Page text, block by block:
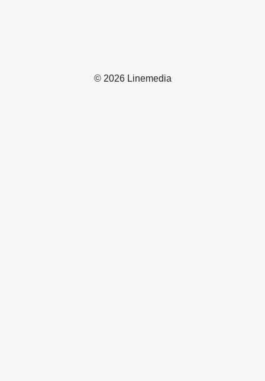
© 2026 Linemedia